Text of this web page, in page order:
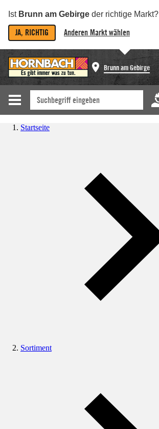
Ist Brunn am Gebirge der richtige Markt?
JA, RICHTIG Anderen Markt wählen
Brunn am Gebirge
Startseite
Sortiment